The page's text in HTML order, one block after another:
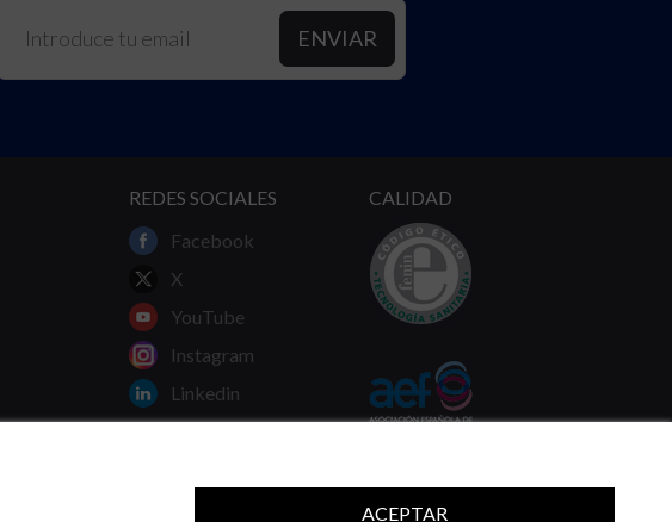
ACEPTAR
REDES SOCIALES
Facebook
X
YouTube
Instagram
Linkedin
CALIDAD